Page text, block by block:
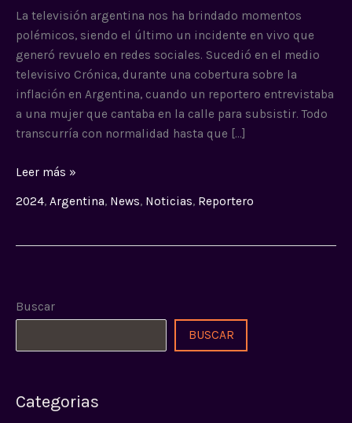
La televisión argentina nos ha brindado momentos
polémicos, siendo el último un incidente en vivo que
generó revuelo en redes sociales. Sucedió en el medio
televisivo Crónica, durante una cobertura sobre la
inflación en Argentina, cuando un reportero entrevistaba
a una mujer que cantaba en la calle para subsistir. Todo
transcurría con normalidad hasta que […]
Leer más »
2024, Argentina, News, Noticias, Reportero
Buscar
BUSCAR
Categorias